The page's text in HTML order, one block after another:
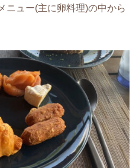
ニュー(主に卵料理)の中から